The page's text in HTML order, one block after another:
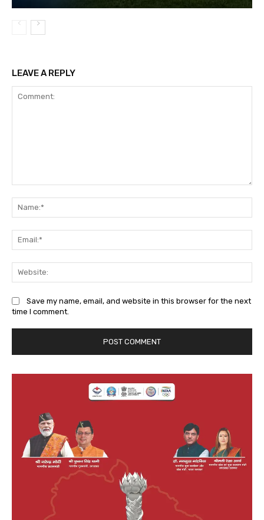
LEAVE A REPLY
Save my name, email, and website in this browser for the next
time I comment.